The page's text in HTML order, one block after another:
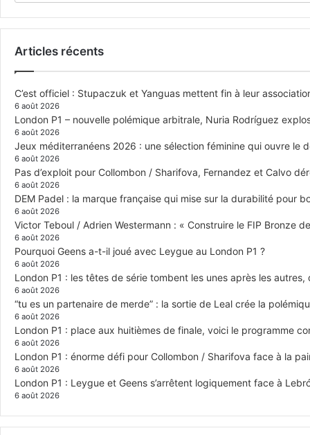
Articles récents
C’est officiel : Stupaczuk et Yanguas mettent fin à leur
6 août 2026
London P1 – nouvelle polémique arbitrale, Nuria Rodríguez
6 août 2026
Jeux méditerranéens 2026 : une sélection féminine qui ouvre le
6 août 2026
Pas d’exploit pour Collombon / Sharifova, Fernandez et Calvo
6 août 2026
DEM Padel : la marque française qui mise sur la durabilité pour
6 août 2026
Victor Teboul / Adrien Westermann : « Construire le FIP Bronze
6 août 2026
Pourquoi Geens a-t-il joué avec Leygue au London P1 ?
6 août 2026
London P1 : les têtes de série tombent les unes après les autres,
6 août 2026
“tu es un partenaire de merde” : la sortie de Leal crée la
6 août 2026
London P1 : place aux huitièmes de finale, voici le programme
6 août 2026
London P1 : énorme défi pour Collombon / Sharifova face à la
6 août 2026
London P1 : Leygue et Geens s’arrêtent logiquement face à
6 août 2026